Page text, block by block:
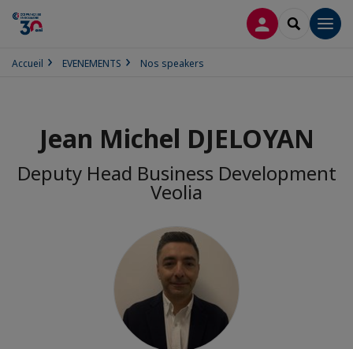
CONNEXION
Accueil EVENEMENTS Nos speakers
Jean Michel DJELOYAN
Deputy Head Business Development
Veolia